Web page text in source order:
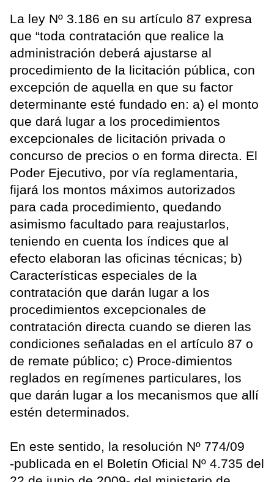
La ley Nº 3.186 en su artículo 87 expresa
que “toda contratación que realice la
administración deberá ajustarse al
procedimiento de la licitación pública, con
excepción de aquella en que su factor
determinante esté fundado en: a) el monto
que dará lugar a los procedimientos
excepcionales de licitación privada o
concurso de precios o en forma directa. El
Poder Ejecutivo, por vía reglamentaria,
fijará los montos máximos autorizados
para cada procedimiento, quedando
asimismo facultado para reajustarlos,
teniendo en cuenta los índices que al
efecto elaboran las oficinas técnicas; b)
Características especiales de la
contratación que darán lugar a los
procedimientos excepcionales de
contratación directa cuando se dieren las
condiciones señaladas en el artículo 87 o
de remate público; c) Proce-dimientos
reglados en regímenes particulares, los
que darán lugar a los mecanismos que allí
estén determinados.
En este sentido, la resolución Nº 774/09
-publicada en el Boletín Oficial Nº 4.735 del